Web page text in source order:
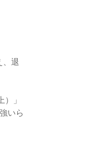
、退
」
いら